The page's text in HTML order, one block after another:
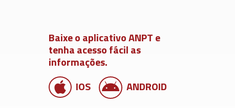
Baixe o aplicativo ANPT e
tenha acesso fácil as
informações.
IOS
ANDROID